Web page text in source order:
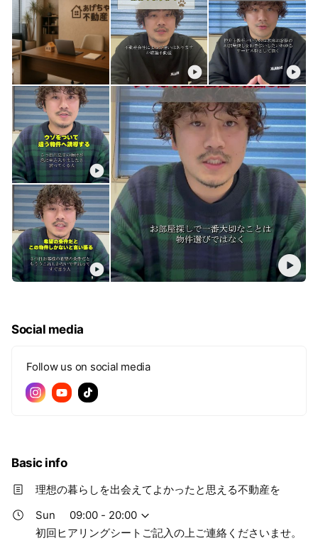
Social media
Follow us on social media
Basic info
理想の暮らしを出会えてよかったと思える不動産を
Sun
09:00 - 20:00
初回ヒアリングシートご記入の上ご連絡くださいませ。